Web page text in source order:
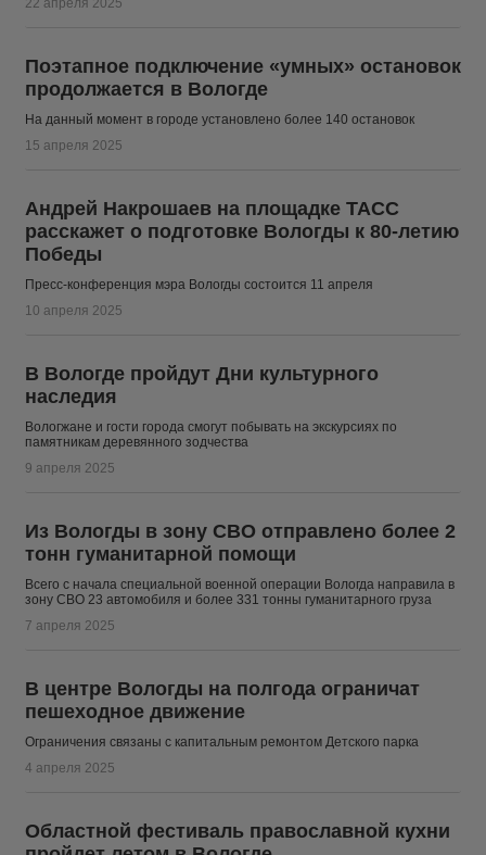
22 апреля 2025
Поэтапное подключение «умных» остановок
продолжается в Вологде
На данный момент в городе установлено более 140 остановок
15 апреля 2025
Андрей Накрошаев на площадке ТАСС
расскажет о подготовке Вологды к 80-летию
Победы
Пресс-конференция мэра Вологды состоится 11 апреля
10 апреля 2025
В Вологде пройдут Дни культурного
наследия
Вологжане и гости города смогут побывать на экскурсиях по
памятникам деревянного зодчества
9 апреля 2025
Из Вологды в зону СВО отправлено более 2
тонн гуманитарной помощи
Всего с начала специальной военной операции Вологда направила в
зону СВО 23 автомобиля и более 331 тонны гуманитарного груза
7 апреля 2025
В центре Вологды на полгода ограничат
пешеходное движение
Ограничения связаны с капитальным ремонтом Детского парка
4 апреля 2025
Областной фестиваль православной кухни